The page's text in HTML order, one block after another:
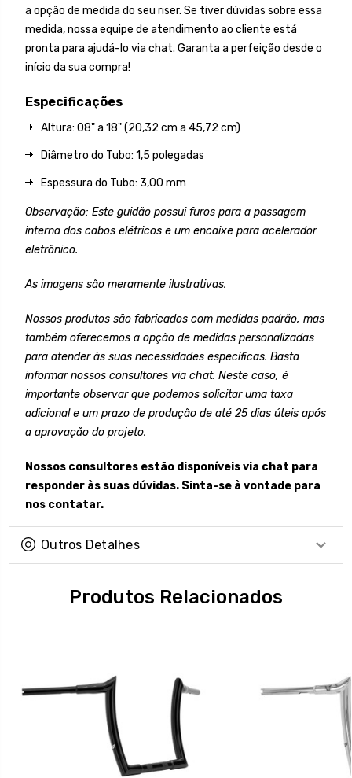
a opção de medida do seu riser. Se tiver dúvidas sobre essa
medida, nossa equipe de atendimento ao cliente está
pronta para ajudá-lo via chat. Garanta a perfeição desde o
início da sua compra!
Especificações
Altura: 08" a 18" (20,32 cm a 45,72 cm)
Diâmetro do Tubo: 1,5 polegadas
Espessura do Tubo: 3,00 mm
Observação: Este guidão possui furos para a passagem
interna dos cabos elétricos e um encaixe para acelerador
eletrônico.
As imagens são meramente ilustrativas.
Nossos produtos são fabricados com medidas padrão, mas
também oferecemos a opção de medidas personalizadas
para atender às suas necessidades específicas. Basta
informar nossos consultores via chat. Neste caso, é
importante observar que podemos solicitar uma taxa
adicional e um prazo de produção de até 25 dias úteis após
a aprovação do projeto.
Nossos consultores estão disponíveis via chat para
responder às suas dúvidas. Sinta-se à vontade para
nos contatar.
Outros Detalhes
Produtos Relacionados